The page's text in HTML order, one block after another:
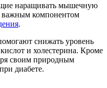
наращивать мышечную
важным компонентом
.
снижать уровень
и холестерина. Кроме
своим природным
диабете.